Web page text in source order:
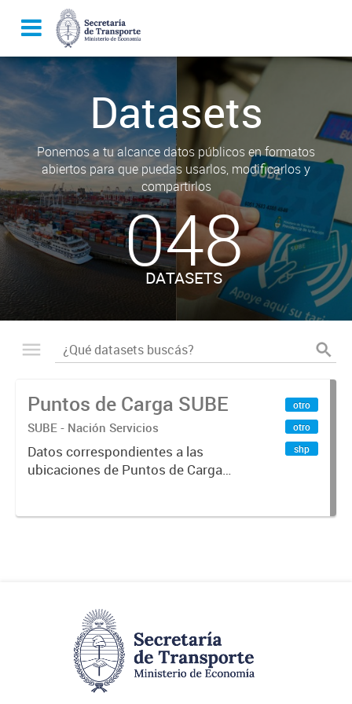
Datasets
Ponemos a tu alcance datos públicos en formatos
abiertos para que puedas usarlos, modificarlos y
compartirlos
048
DATASETS
Puntos de Carga SUBE
SUBE - Nación Servicios
Datos correspondientes a las
ubicaciones de Puntos de Carga
otro
otro
shp